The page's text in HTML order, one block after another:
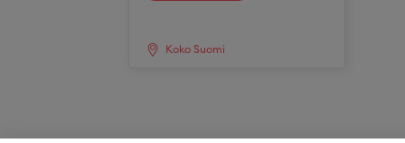
Koko Suomi